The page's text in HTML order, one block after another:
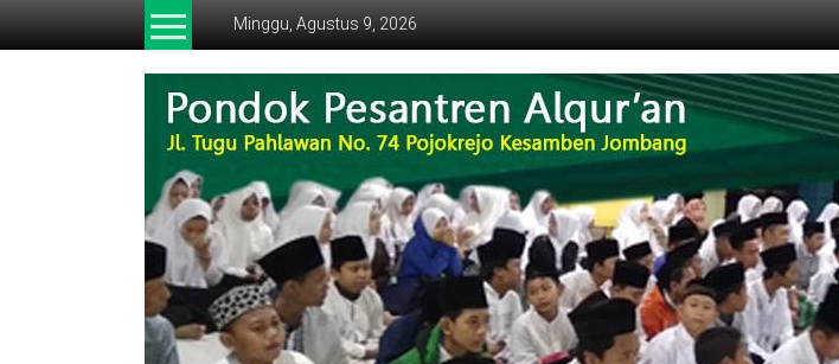
Minggu, Agustus 9, 2026
ALFALAH
Pondok
Pesantren
Alqur'an